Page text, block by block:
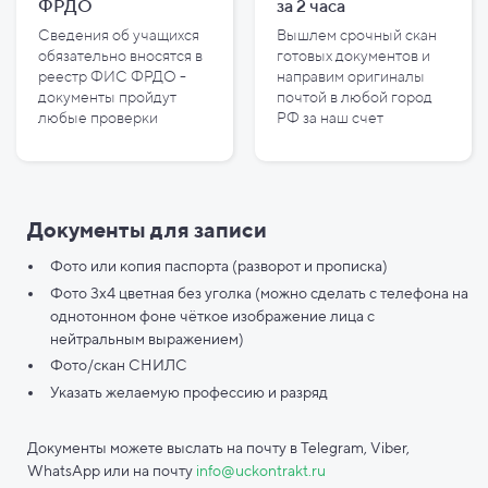
ФРДО
Сведения об учащихся
обязательно вносятся в
реестр ФИС ФРДО -
документы пройдут
любые проверки
за2 часа
Вышлем срочный скан
готовых документов и
направим оригиналы
почтой в любой город
РФ за наш счет
Документы для записи
Фото или копия паспорта (разворот и прописка)
Фото 3х4 цветная без уголка (можно сделать с телефона на
однотонном фоне чёткое изображение лица с
нейтральным выражением)
Фото/скан СНИЛС
Указать желаемую профессию и разряд
Документы можете выслать на почту в Telegram, Viber,
WhatsApp или на почту info@uckontrakt.ru